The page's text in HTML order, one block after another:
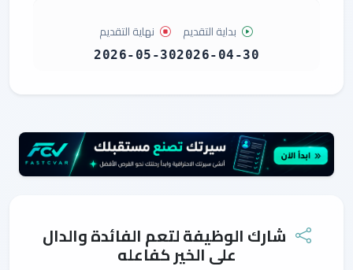
بداية التقديم
2026-04-30
نهاية التقديم
2026-05-30
شارك الوظيفة لتعم الفائدة والدال
على الخير كفاعله